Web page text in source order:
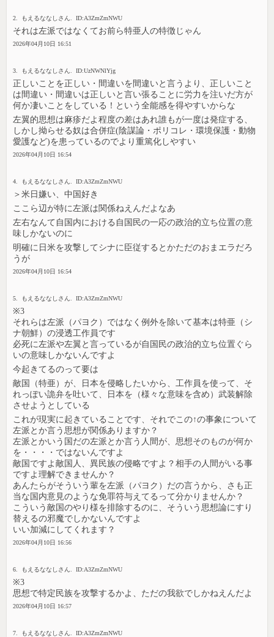
2. もえるななしさん. ID:A3ZmZmNWU
それは左派ではなくてお前ら特亜人の特徴じゃん
2026年04月10日 16:51
3. もえるななしさん. ID:UzNWNlYjg
正しいことを正しい・間違いを間違いと言うより、正しいこと
は間違い・間違いは正しいと言い張ることに労力を注いだ方が
何か凄いことをしている！という全能感を得やすいからな
左翼的思想は麻疹だよ程度の差はあれ誰もが一度は発症する、
しかし拗らせる奴は合併症(陰謀論・ポリコレ・環境保護・動物
愛護など)を患っているのでより重篤化しやすい
2026年04月10日 16:54
4. もえるななしさん. ID:A3ZmZmNWU
＞米日嫌い、中国好き
ここら辺が特に左派は関係ねえんだよなあ
左右なんて自国内における自国民の一応の政治的立ち位置の意
味しかないのに
明確に日米を攻撃してシナに臣従するとかただのおまエラだろ
うが
2026年04月10日 16:54
5. もえるななしさん. ID:A3ZmZmNWU
※3
それらは左派（パヨク）ではなく例外を除いて基本は特亜（シ
ナ朝鮮）の浸透工作員です
必死に左派や左翼と言っているが自国民の政治的立ち位置ぐら
いの意味しかないんですよ
今起きてるのって要は
敵国（特亜）が、日本を侵略したいから、工作員を使って、そ
れっぽい詭弁を吐いて、日本を（様々な意味を含め）武装解除
させようとしている
これが現実に起きていることです、それでこの↑の事象について
左派とか言う思想が関係ありますか？
左派とかいう国だの左派とか言う人間が、思想そのものが何か
を・・・・ではないんですよ
敵国ですよ敵国人、異民族の侵略ですよ？相手の人間がいる事
ですよ理解できませんか？
あんたらがそういう輩を左派（パヨク）だの言うから、さも正
当な国内意見のような免罪符与えてるって分かりませんか？
こういう敵国のやり様を排除するのに、そういう思想論にすり
替えるの邪魔でしかないんですよ
いい加減にしてくれます？
2026年04月10日 16:56
6. もえるななしさん. ID:A3ZmZmNWU
※3
思想で特定民族を攻撃するかよ、ただの我欲でしかねえんだよ
2026年04月10日 16:57
7. もえるななしさん. ID:A3ZmZmNWU